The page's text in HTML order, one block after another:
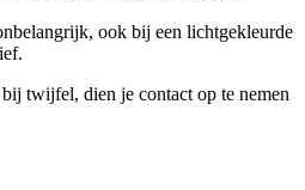
ook bij een lichtgekleurde
twijfel, dien je contact op te nemen